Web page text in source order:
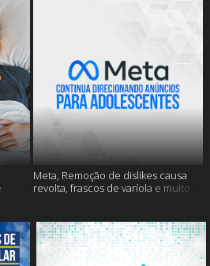
Meta, Remoção de dislikes causa
revolta, frascos de varíola e muito